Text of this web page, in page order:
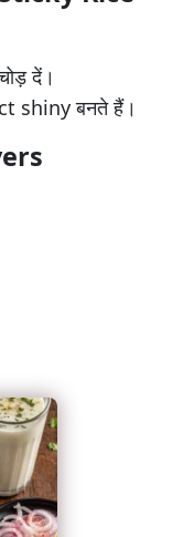
दें।
shiny बनते हैं।